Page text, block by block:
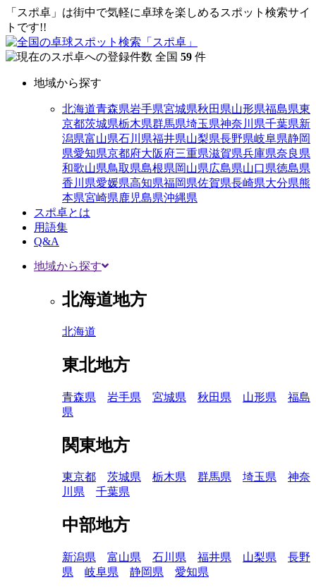
「スポ卓」は街中で気軽に卓球を楽しめるスポット検索サイ
トです!!
全国 59 件
地域から探す
北海道青森県岩手県宮城県秋田県山形県福島県東
京都茨城県栃木県群馬県埼玉県神奈川県千葉県新
潟県富山県石川県福井県山梨県長野県岐阜県静岡
県愛知県京都府大阪府三重県滋賀県兵庫県奈良県
和歌山県鳥取県島根県岡山県広島県山口県徳島県
香川県愛媛県高知県福岡県佐賀県長崎県大分県熊
本県宮崎県鹿児島県沖縄県
スポ卓とは
用語集
Q&A
地域から探す
北海道地方
北海道
東北地方
青森県 岩手県 宮城県 秋田県 山形県
福島
県
関東地方
東京都 茨城県 栃木県 群馬県 埼玉県
神奈
川県
千葉県
中部地方
新潟県 富山県 石川県 福井県 山梨県
長野
県
岐阜県 静岡県 愛知県